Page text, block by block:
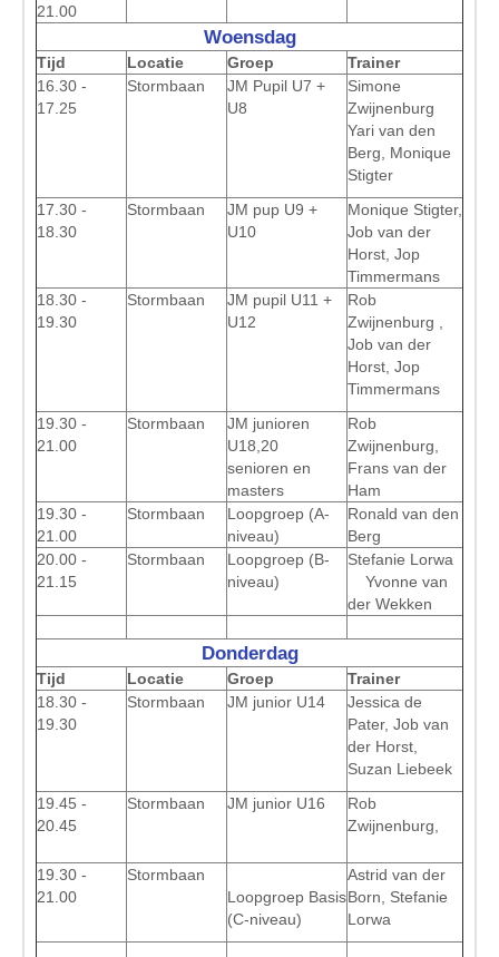
21.00
Woensdag
Tijd Locatie Groep
Trainer
16.30 -
17.25
Stormbaan
JM Pupil U7 +
U8
Simone
Zwijnenburg
Yari van den
Berg, Monique
Stigter
17.30 -
18.30
Stormbaan
JM pup U9 +
U10
Monique Stigter,
Job van der
Horst, Jop
Timmermans
18.30 -
19.30
Stormbaan
JM pupil U11 +
U12
Rob
Zwijnenburg ,
Job van der
Horst, Jop
Timmermans
19.30 -
21.00
Stormbaan
JM junioren
U18,20
senioren en
masters
Rob
Zwijnenburg,
Frans van der
Ham
19.30 -
21.00
Stormbaan
Loopgroep (A-
niveau)
Ronald van den
Berg
20.00 -
21.15
Stormbaan
Loopgroep (B-
niveau)
Stefanie Lorwa
Yvonne van
der Wekken
Donderdag
Tijd Locatie Groep
Trainer
18.30 -
19.30
Stormbaan JM junior U14
Jessica de
Pater, Job van
der Horst,
Suzan Liebeek
19.45 -
20.45
Stormbaan JM junior U16
Rob
Zwijnenburg,
19.30 -
21.00
Stormbaan
Loopgroep Basis
(C-niveau)
Astrid van der
Born, Stefanie
Lorwa